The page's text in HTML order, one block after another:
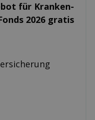
für Kranken­
2026 gratis